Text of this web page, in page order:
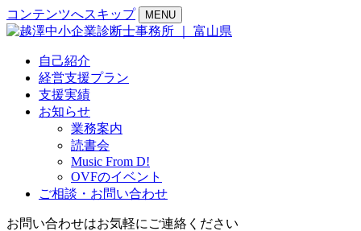
コンテンツへスキップ MENU
自己紹介
経営支援プラン
支援実績
お知らせ
業務案内
読書会
Music From D!
OVFのイベント
ご相談・お問い合わせ
お問い合わせはお気軽にご連絡ください